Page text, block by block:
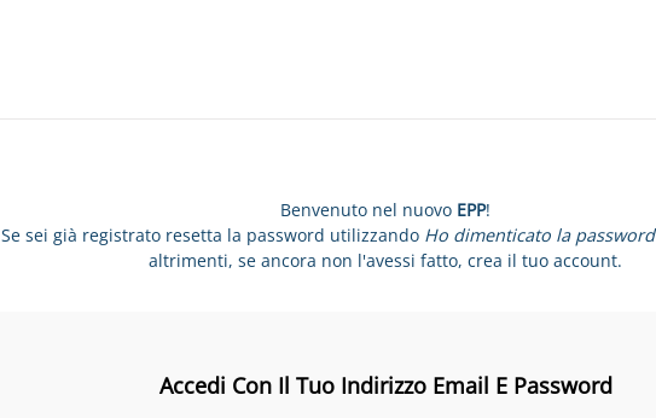
Benvenuto nel nuovo EPP!
Se sei già registrato resetta la password utilizzando Ho dimenticato la password
altrimenti, se ancora non l'avessi fatto, crea il tuo account.
Accedi Con Il Tuo Indirizzo Email E Password